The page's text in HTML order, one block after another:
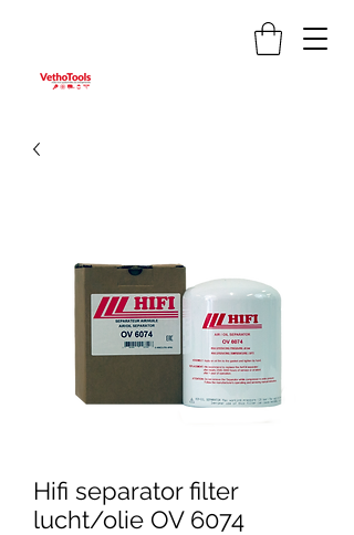
Hifi separator filter
lucht/olie OV 6074